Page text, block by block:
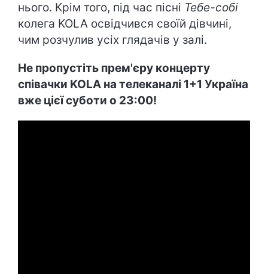
нього. Крім того, під час пісні Тебе-собі
колега KOLA освідчився своїй дівчині,
чим розчулив усіх глядачів у залі.
Не пропустіть прем'єру концерту
співачки KOLA на телеканалі 1+1 Україна
вже цієї суботи о 23:00!